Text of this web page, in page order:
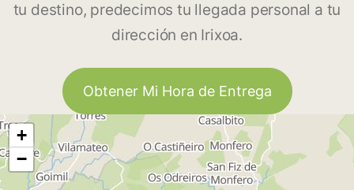
tu destino, predecimos tu llegada personal a tu
dirección en Irixoa.
Obtener Mi Hora de Entrega
+
−